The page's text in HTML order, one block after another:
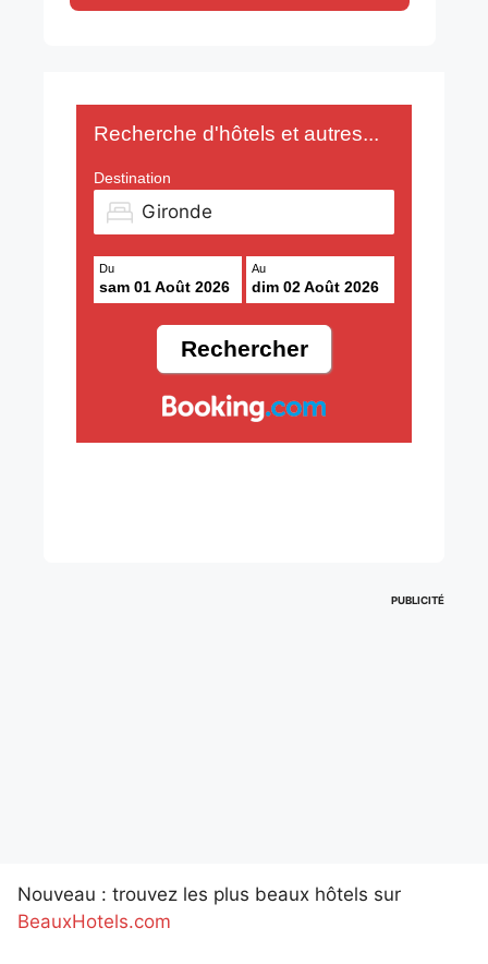
Recherche d'hôtels et autres...
Destination
Du
sam 01 Août 2026
Au
dim 02 Août 2026
PUBLICITÉ
Nouveau : trouvez les plus beaux hôtels sur
BeauxHotels.com